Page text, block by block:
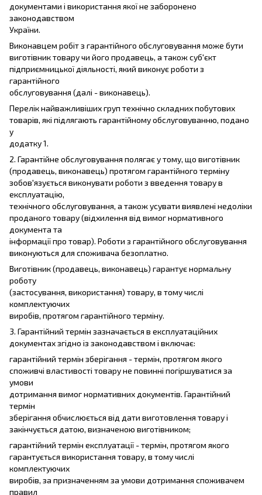
документами і використання якої не заборонено
законодавством
України.
Виконавцем робіт з гарантійного обслуговування може бути
виготівник товару чи його продавець, а також суб'єкт
підприємницької діяльності, який виконує роботи з
гарантійного
обслуговування (далі - виконавець).
Перелік найважливіших груп технічно складних побутових
товарів, які підлягають гарантійному обслуговуванню, подано
у
додатку 1.
2. Гарантійне обслуговування полягає у тому, що виготівник
(продавець, виконавець) протягом гарантійного терміну
зобов'язується виконувати роботи з введення товару в
експлуатацію,
технічного обслуговування, а також усувати виявлені недоліки
проданого товару (відхилення від вимог нормативного
документа та
інформації про товар). Роботи з гарантійного обслуговування
виконуються для споживача безоплатно.
Виготівник (продавець, виконавець) гарантує нормальну
роботу
(застосування, використання) товару, в тому числі
комплектуючих
виробів, протягом гарантійного терміну.
3. Гарантійний термін зазначається в експлуатаційних
документах згідно із законодавством і включає:
гарантійний термін зберігання - термін, протягом якого
споживчі властивості товару не повинні погіршуватися за
умови
дотримання вимог нормативних документів. Гарантійний
термін
зберігання обчислюється від дати виготовлення товару і
закінчується датою, визначеною виготівником;
гарантійний термін експлуатації - термін, протягом якого
гарантується використання товару, в тому числі
комплектуючих
виробів, за призначенням за умови дотримання споживачем
правил